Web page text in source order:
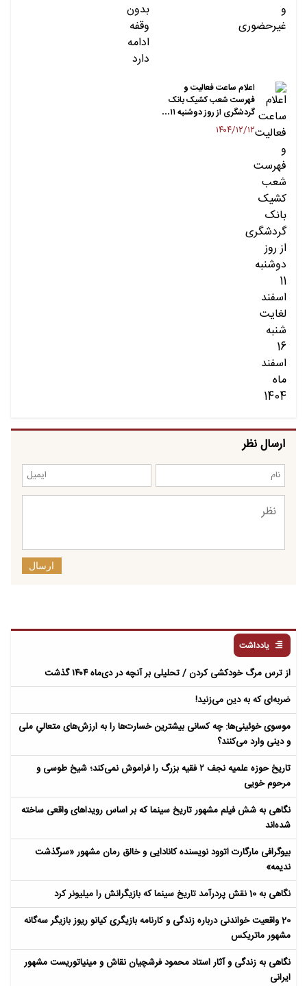
اعلام ساعت فعالیت و
فهرست شعب کشیک بانک
گردشگری از روز دوشنبه ۱۱…
۱۴۰۴/۱۲/۱۲
ارسال نظر
ارسال
یادداشت
از ترس مرگ خودکشی کردن / تحلیلی بر آنچه در دی‌ماه ۱۴۰۴ گذشت
ضربه‌ای که به دین می‌زنید!
موسوی خوئینی‌ها: چه کسانی بیشترین خسارت‌ها را به ارزش‌های متعالیِ ملی
و دینی وارد می‌کنند؟
تاریخ حوزه علمیه نجف ۲ فقیه بزرگ را فراموش نمی‌کند؛ شیخ طوسی و
مرحوم خویی
نگاهی به شش فیلم مشهور تاریخ سینما که بر اساس رویداهای واقعی ساخته
شده‌اند
بیوگرافی مارگارت اتوود نویسنده کانادایی و خالق رمان مشهور «سرگذشت
ندیمه»
نگاهی به 10 نقش پردرآمد تاریخ سینما که بازیگرانش را میلیونر کرد
20 واقعیت خواندنی درباره زندگی و کارنامه بازیگری کیانو ریوز بازیگر سه‌گانه
مشهور ماتریکس
نگاهی به زندگی و آثار استاد محمود فرشچیان نقاش و مینیاتوریست مشهور
ایرانی